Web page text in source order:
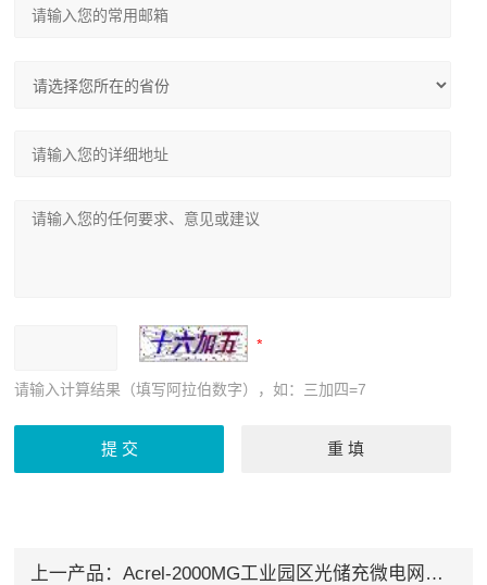
请输入计算结果（填写阿拉伯数字），如：三加四=7
上一产品： Acrel-2000MG‌工业园区光储充微电网解决方案